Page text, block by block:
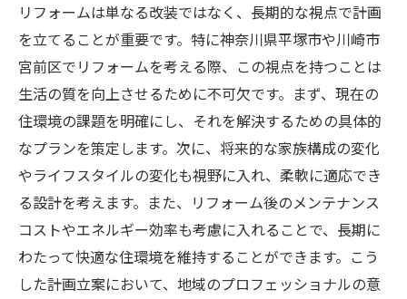
リフォームは単なる改装ではなく、長期的な視点で計画
を立てることが重要です。特に神奈川県平塚市や川崎市
宮前区でリフォームを考える際、この視点を持つことは
生活の質を向上させるために不可欠です。まず、現在の
住環境の課題を明確にし、それを解決するための具体的
なプランを策定します。次に、将来的な家族構成の変化
やライフスタイルの変化も視野に入れ、柔軟に適応でき
る設計を考えます。また、リフォーム後のメンテナンス
コストやエネルギー効率も考慮に入れることで、長期に
わたって快適な住環境を維持することができます。こう
した計画立案において、地域のプロフェッショナルの意